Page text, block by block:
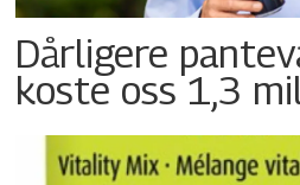
Dårligere
koste oss 1,3